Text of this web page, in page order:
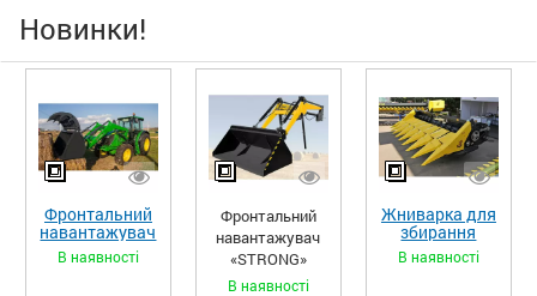
Новинки!
Фронтальний
навантажувач
«STRONG XL»
В наявності
Фронтальний
навантажувач
«STRONG»
В наявності
Жниварка для
збирання
кукурудзи
ЖКИ-870
В наявності